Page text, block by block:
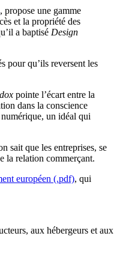
, propose une gamme
et la propriété des
a baptisé Design
pour qu’ils reversent les
pointe l’écart entre la
dans la conscience
un idéal qui
sait que les entreprises, se
la relation commerçant.
européen (.pdf), qui
aux hébergeurs et aux